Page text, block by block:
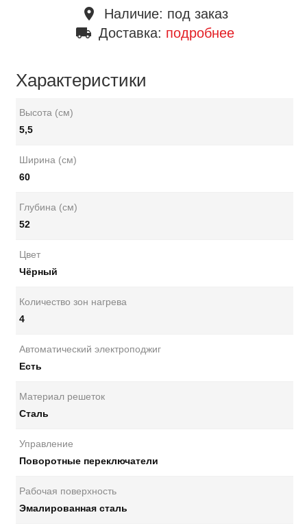
place Наличие: под заказ
local_shipping Доставка: подробнее
Характеристики
Высота (см)
5,5
Ширина (см)
60
Глубина (см)
52
Цвет
Чёрный
Количество зон нагрева
4
Автоматический электроподжиг
Есть
Материал решеток
Сталь
Управление
Поворотные переключатели
Рабочая поверхность
Эмалированная сталь